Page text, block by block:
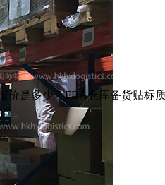
是多少？FBA仓库备货贴标